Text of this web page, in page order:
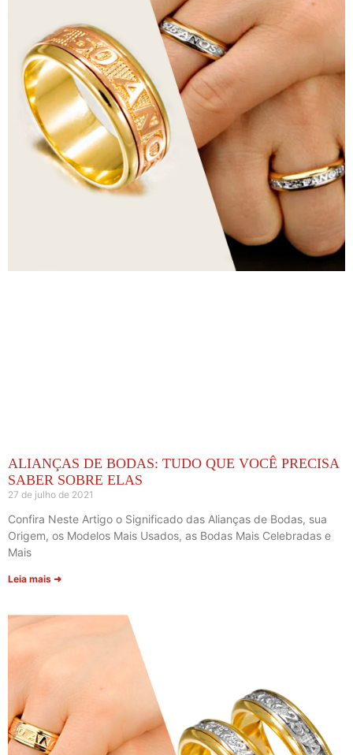
ALIANÇAS DE BODAS: TUDO QUE VOCÊ PRECISA
SABER SOBRE ELAS
27 de julho de 2021
Confira Neste Artigo o Significado das Alianças de Bodas, sua
Origem, os Modelos Mais Usados, as Bodas Mais Celebradas e
Mais
Leia mais ➜